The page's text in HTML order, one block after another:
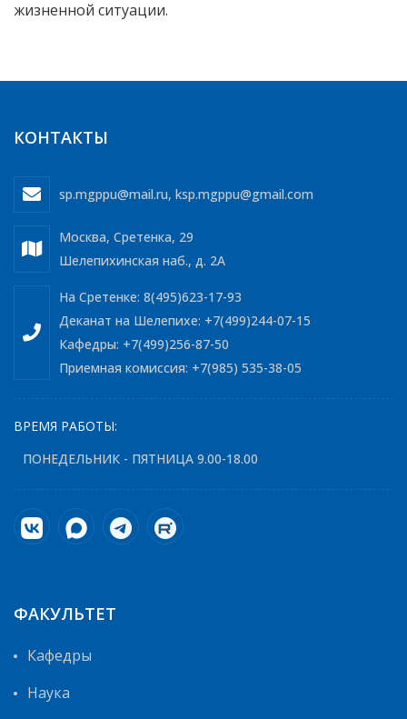
жизненной ситуации.
КОНТАКТЫ
sp.mgppu@mail.ru, ksp.mgppu@gmail.com
Москва, Сретенка, 29
Шелепихинская наб., д. 2А
На Сретенке: 8(495)623-17-93
Деканат на Шелепихе: +7(499)244-07-15
Кафедры: +7(499)256-87-50
Приемная комиссия: +7(985) 535-38-05
ВРЕМЯ РАБОТЫ:
ПОНЕДЕЛЬНИК - ПЯТНИЦА 9.00-18.00
ФАКУЛЬТЕТ
Кафедры
Наука